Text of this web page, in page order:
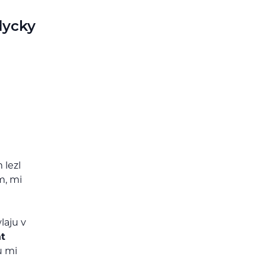
lezl
mi
v
mi